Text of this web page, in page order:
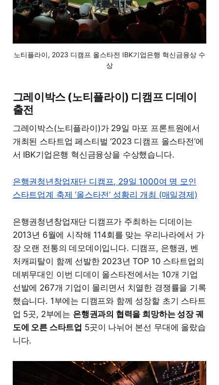
노티플라이, 2023 디캠프 올스타전 IBK기업은행 혁신금융상 수
상
그레이박스 (노티플라이) 디캠프 디데이
출전
그레이박스(노티플라이)가 29일 마포 프론트원에서
개최된 스타트업 페스티벌 ‘2023 디캠프 올스타전’에
서 IBK기업은행 혁신금융상을 수상했습니다.
은행권청년창업재단 디캠프, 29일 1000여 명 모인
스타트업계 축제 ‘올스타전’ 성황리 개최 (매일경제)
은행권청년창업재단 디캠프가 주최하는 디데이는
2013년 6월에 시작해 114회를 맞는 우리나라에서 가
장 오랜 전통의 데모데이입니다. 디캠프, 은행권, 벤
처캐피탈이 함께 선발한 2023년 TOP 10 스타트업의
데뷔무대인 이번 디데이 올스타전에서는 10개 기업
선발에 267개 기업이 몰리면서 치열한 경쟁률을 기록
했습니다. 1부에는 디캠프와 함께 성장할 초기 스타트
업 5곳, 2부에는 은행권과의 협력을 희망하는 성장 궤
도에 오른 스타트업 5곳이 나뉘어 본선 무대에 올랐습
니다.